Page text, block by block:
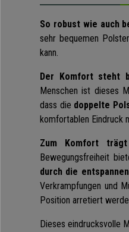
So robust wie auch
sehr bequemen
kann.
Der Komfort steht
Menschen ist dieses
dass die doppelte
komfortablen Eindruck
Zum Komfort
Bewegungsfreiheit
durch die
Verkrampfungen und
Position arretiert
Dieses eindrucksvolle